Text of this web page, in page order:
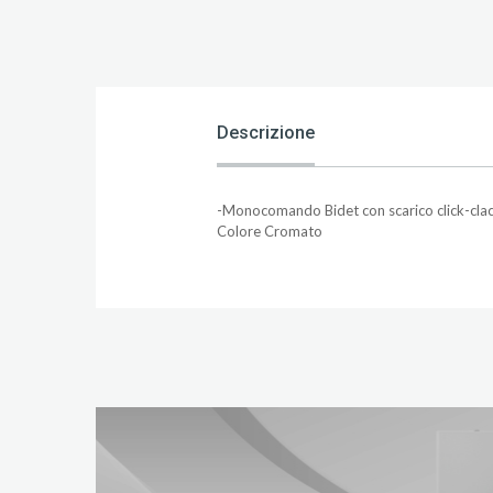
Descrizione
-Monocomando Bidet con scarico click-
Colore Cromato